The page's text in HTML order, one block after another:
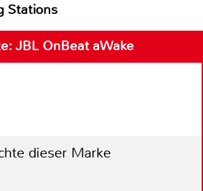
Stations
JBL OnBeat aWake
dieser Marke